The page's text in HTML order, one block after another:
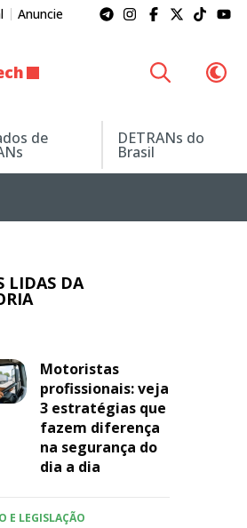
Anuncie
de DETRANs do
Brasil
LIDAS DA
Motoristas
profissionais: veja
3 estratégias que
fazem diferença
na segurança do
dia a dia
E LEGISLAÇÃO